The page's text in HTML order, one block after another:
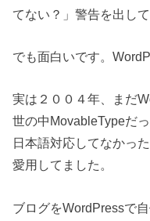
てない？」警告を出して
でも面白いです。
実は２００４年、まだ
世の中MovableTypeだっ
日本語対応してなかっ
愛用してました。
ブログをWordPressで